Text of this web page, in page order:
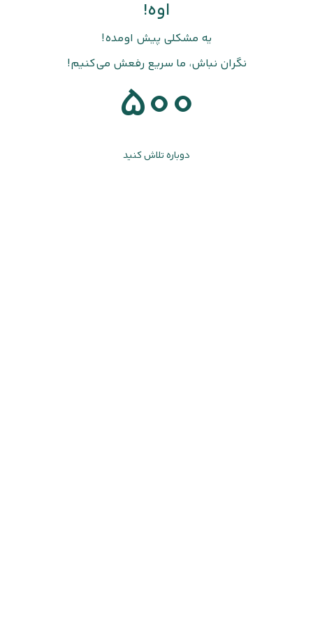
اوه!
یه مشکلی پیش اومده!
نگران نباش، ما سریع رفعش می‌کنیم!
500
دوباره تلاش کنید